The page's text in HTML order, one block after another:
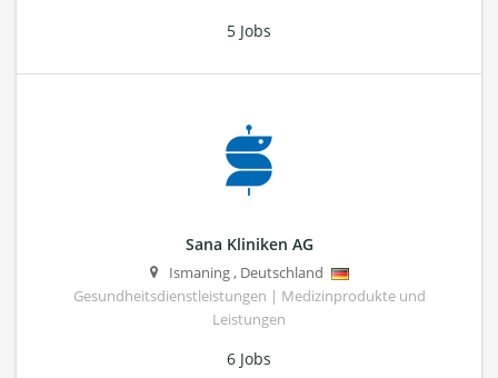
5 Jobs
Sana Kliniken AG
Ismaning, Deutschland
Gesundheitsdienstleistungen | Medizinprodukte und
Leistungen
6 Jobs